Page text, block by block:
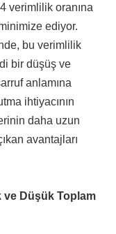
verimlilik oranına
ediyor.
bu verimlilik
bir düşüş ve
anlamına
ihtiyacının
daha uzun
avantajları
ve Düşük Toplam